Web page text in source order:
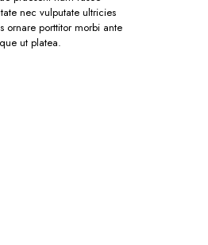
nec vulputate ultricies
ornare porttitor morbi ante
ut platea.